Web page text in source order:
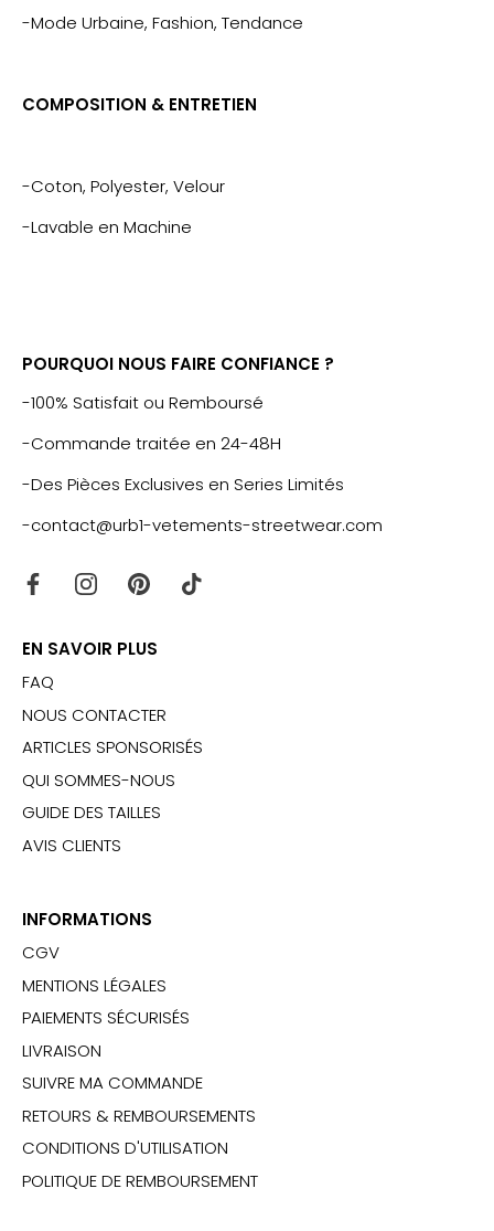
-Mode Urbaine, Fashion, Tendance
COMPOSITION & ENTRETIEN
-Coton, Polyester, Velour
-Lavable en Machine
POURQUOI NOUS FAIRE CONFIANCE ?
-100% Satisfait ou Remboursé
-Commande traitée en 24-48H
-Des Pièces Exclusives en Series Limités
-contact@urb1-vetements-streetwear.com
EN SAVOIR PLUS
FAQ
NOUS CONTACTER
ARTICLES SPONSORISÉS
QUI SOMMES-NOUS
GUIDE DES TAILLES
AVIS CLIENTS
INFORMATIONS
CGV
MENTIONS LÉGALES
PAIEMENTS SÉCURISÉS
LIVRAISON
SUIVRE MA COMMANDE
RETOURS & REMBOURSEMENTS
CONDITIONS D'UTILISATION
POLITIQUE DE REMBOURSEMENT